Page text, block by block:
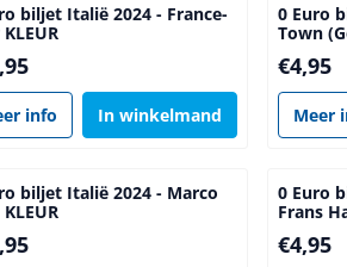
biljet Italië 2024 - France-
info In winkelmand
0 Euro
Town
Prijs: 4,95
€4,95
Meer
biljet Italië 2024 - Marco
0 Euro
Frans
Prijs: 4,95
€4,95